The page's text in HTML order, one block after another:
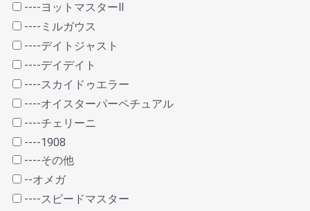
----ヨットマスターⅡ
----ミルガウス
----デイトジャスト
----デイデイト
----スカイドゥエラー
----オイスターパーペチュアル
----チェリーニ
----1908
----その他
--オメガ
----スピードマスター